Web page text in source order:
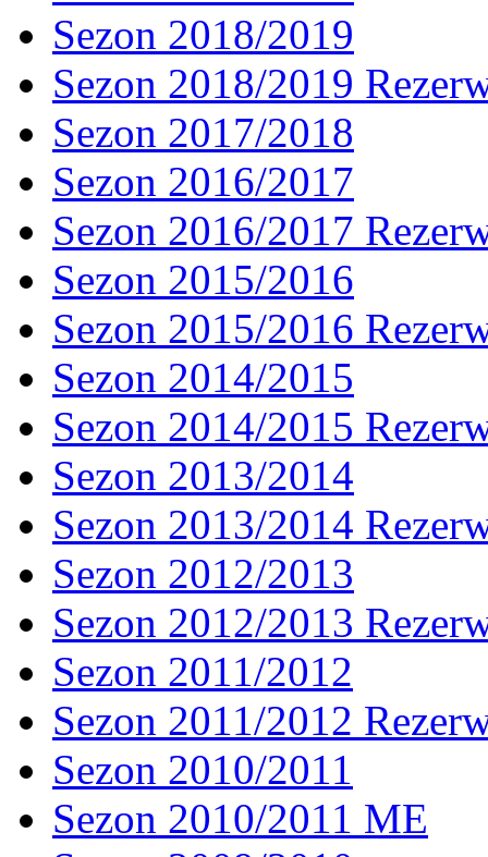
Sezon 2018/2019
Sezon 2018/2019
Sezon 2017/2018
Sezon 2016/2017
Sezon 2016/2017
Sezon 2015/2016
Sezon 2015/2016
Sezon 2014/2015
Sezon 2014/2015
Sezon 2013/2014
Sezon 2013/2014
Sezon 2012/2013
Sezon 2012/2013
Sezon 2011/2012
Sezon 2011/2012
Sezon 2010/2011
Sezon 2010/2011 ME